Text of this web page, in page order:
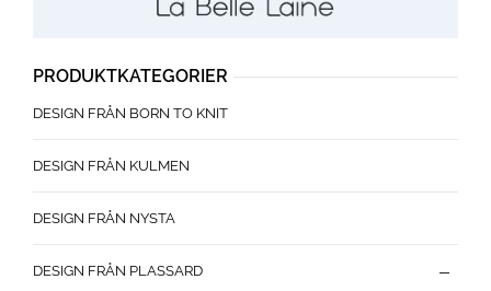
PRODUKTKATEGORIER
DESIGN FRÅN BORN TO KNIT
DESIGN FRÅN KULMEN
DESIGN FRÅN NYSTA
DESIGN FRÅN PLASSARD